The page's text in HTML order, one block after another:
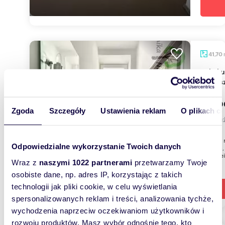
Zgoda Szczegóły Ustawienia reklam O plikach
Odpowiedzialne wykorzystanie Twoich danych
Wraz z naszymi 1022 partnerami przetwarzamy Twoje
osobiste dane, np. adres IP, korzystając z takich
technologii jak pliki cookie, w celu wyświetlania
spersonalizowanych reklam i treści, analizowania tychże,
wychodzenia naprzeciw oczekiwaniom użytkowników i
rozwoju produktów. Masz wybór odnośnie tego, kto
41,70
225
lokal
przy